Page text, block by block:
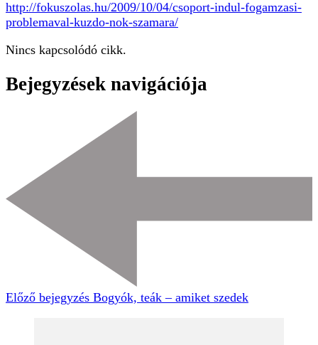
http://fokuszolas.hu/2009/10/04/csoport-indul-fogamzasi-
problemaval-kuzdo-nok-szamara/
Nincs kapcsolódó cikk.
Bejegyzések navigációja
Előző bejegyzés Bogyók, teák – amiket szedek